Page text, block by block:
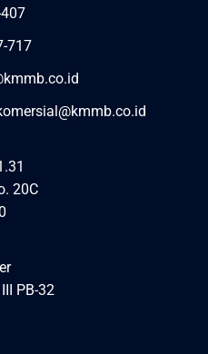
717
20C
PB-32